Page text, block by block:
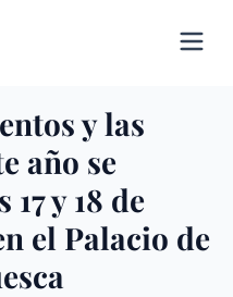
y las
año se
y 18 de
el Palacio de